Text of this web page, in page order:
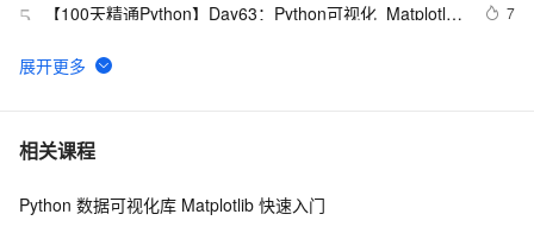
5
【100天精通Python】Day63：Python可视化_Matplotlib
7
6 Matplotlib图表类型详解：折线图、柱状图与散点图
7 绘制渐变色扇形图 -基于python - matplotlib 颜色地图
8 Matplotlib 中文用户指南 6 自定义 matplotlib
相关课程
Python 数据可视化库 Matplotlib 快速入门